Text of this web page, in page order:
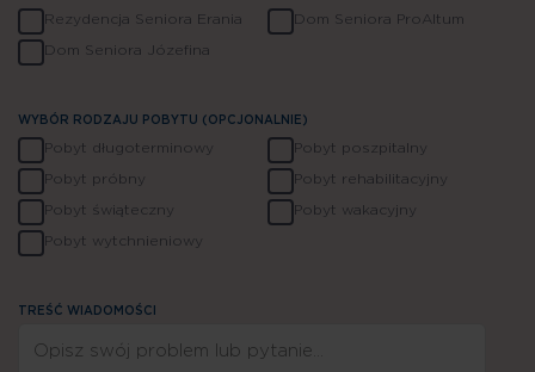
Jesteśmy do Twojej dyspozycji
Rezydencja Seniora Erania Dom Seniora ProAltum
Dom Seniora Józefina
WYBÓR RODZAJU POBYTU (OPCJONALNIE)
Pobyt długoterminowy Pobyt poszpitalny
Pobyt próbny Pobyt rehabilitacyjny
Pobyt świąteczny Pobyt wakacyjny
Pobyt wytchnieniowy
TREŚĆ WIADOMOŚCI